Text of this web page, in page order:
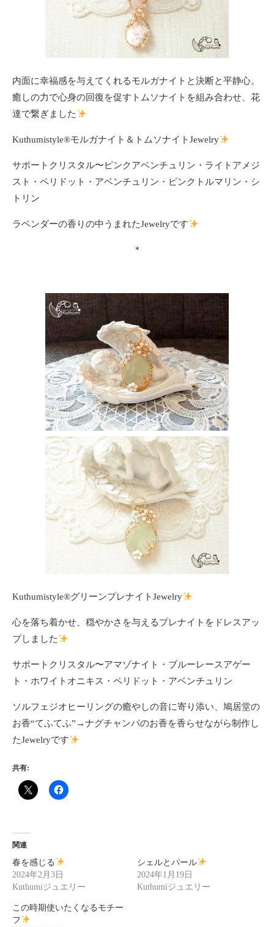
内面に幸福感を与えてくれるモルガナイトと決断と平静心。
癒しの力で心身の回復を促すトムソナイトを組み合わせ、花
達で繋ぎました
Kuthumistyle®モルガナイト＆トムソナイトJewelry
サポートクリスタル〜ピンクアベンチュリン・ライトアメジ
スト・ペリドット・アベンチュリン・ピンクトルマリン・シ
トリン
ラベンダーの香りの中うまれたJewelryです
＊
Kuthumistyle®グリーンプレナイトJewelry
心を落ち着かせ、穏やかさを与えるプレナイトをドレスアッ
プしました
サポートクリスタル〜アマゾナイト・ブルーレースアゲー
ト・ホワイトオニキス・ペリドット・アベンチュリン
ソルフェジオヒーリングの癒やしの音に寄り添い、鳩居堂の
お香“てふてふ”→ナグチャンパのお香を香らせながら制作し
たJewelryです
共有:
関連
春を感じる
2024年2月3日
Kuthumiジュエリー
シェルとパール
2024年1月19日
Kuthumiジュエリー
この時期使いたくなるモチー
フ